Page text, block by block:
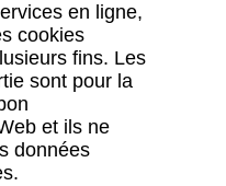
en ligne,
cookies
fins. Les
sont pour la
et ils ne
données